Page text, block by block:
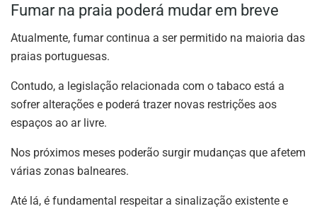
Fumar na praia poderá mudar em breve
Atualmente, fumar continua a ser permitido na maioria das
praias portuguesas.
Contudo, a legislação relacionada com o tabaco está a
sofrer alterações e poderá trazer novas restrições aos
espaços ao ar livre.
Nos próximos meses poderão surgir mudanças que afetem
várias zonas balneares.
Até lá, é fundamental respeitar a sinalização existente e